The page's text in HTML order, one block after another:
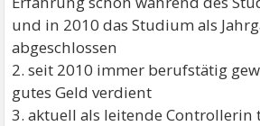
und in 2010 das Studium als
abgeschlossen
2. seit 2010 immer berufstätig
gutes Geld verdient
3. aktuell als leitende Controllerin